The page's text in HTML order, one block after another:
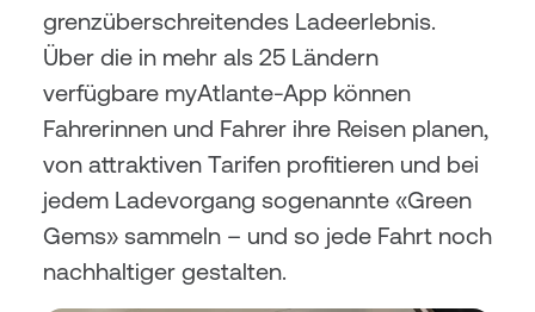
grenzüberschreitendes Ladeerlebnis.
Über die in mehr als 25 Ländern
verfügbare myAtlante-App können
Fahrerinnen und Fahrer ihre Reisen planen,
von attraktiven Tarifen profitieren und bei
jedem Ladevorgang sogenannte «Green
Gems» sammeln – und so jede Fahrt noch
nachhaltiger gestalten.